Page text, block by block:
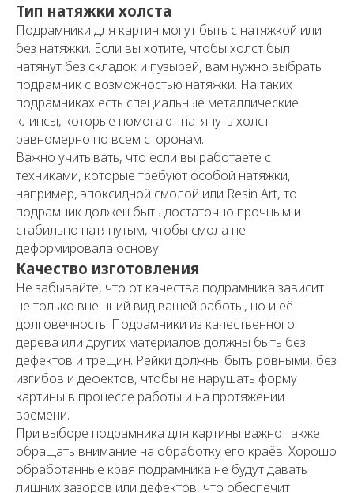
Тип натяжки холста
Подрамники для картин могут быть с натяжкой или
без натяжки. Если вы хотите, чтобы холст был
натянут без складок и пузырей, вам нужно выбрать
подрамник с возможностью натяжки. На таких
подрамниках есть специальные металлические
клипсы, которые помогают натянуть холст
равномерно по всем сторонам.
Важно учитывать, что если вы работаете с
техниками, которые требуют особой натяжки,
например, эпоксидной смолой или Resin Art, то
подрамник должен быть достаточно прочным и
стабильно натянутым, чтобы смола не
деформировала основу.
Качество изготовления
Не забывайте, что от качества подрамника зависит
не только внешний вид вашей работы, но и её
долговечность. Подрамники из качественного
дерева или других материалов должны быть без
дефектов и трещин. Рейки должны быть ровными, без
изгибов и дефектов, чтобы не нарушать форму
картины в процессе работы и на протяжении
времени.
При выборе подрамника для картины важно также
обращать внимание на обработку его краёв. Хорошо
обработанные края подрамника не будут давать
лишних зазоров или дефектов, что обеспечит